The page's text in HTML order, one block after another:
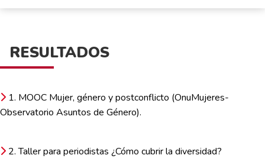
RESULTADOS
1. MOOC Mujer, género y postconflicto (OnuMujeres-
Observatorio Asuntos de Género).
2. Taller para periodistas ¿Cómo cubrir la diversidad?